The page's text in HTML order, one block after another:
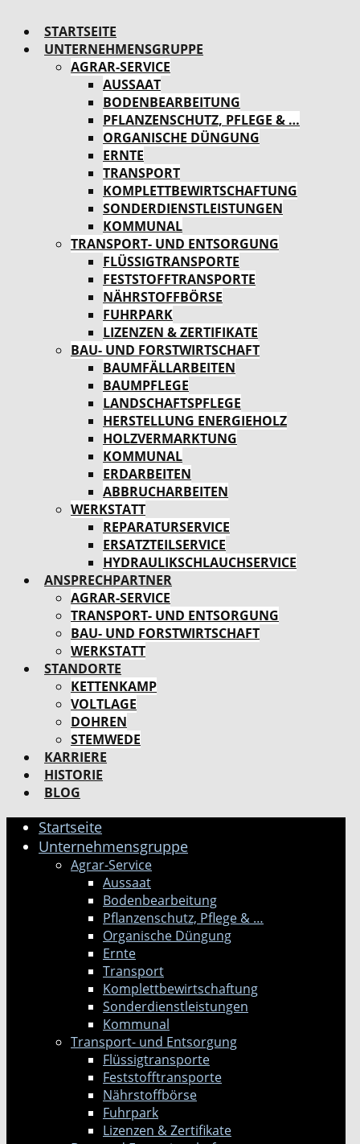
STARTSEITE
UNTERNEHMENSGRUPPE
AGRAR-SERVICE
AUSSAAT
BODENBEARBEITUNG
PFLANZENSCHUTZ, PFLEGE & …
ORGANISCHE DÜNGUNG
ERNTE
TRANSPORT
KOMPLETTBEWIRTSCHAFTUNG
SONDERDIENSTLEISTUNGEN
KOMMUNAL
TRANSPORT- UND ENTSORGUNG
FLÜSSIGTRANSPORTE
FESTSTOFFTRANSPORTE
NÄHRSTOFFBÖRSE
FUHRPARK
LIZENZEN & ZERTIFIKATE
BAU- UND FORSTWIRTSCHAFT
BAUMFÄLLARBEITEN
BAUMPFLEGE
LANDSCHAFTSPFLEGE
HERSTELLUNG ENERGIEHOLZ
HOLZVERMARKTUNG
KOMMUNAL
ERDARBEITEN
ABBRUCHARBEITEN
WERKSTATT
REPARATURSERVICE
ERSATZTEILSERVICE
HYDRAULIKSCHLAUCHSERVICE
ANSPRECHPARTNER
AGRAR-SERVICE
TRANSPORT- UND ENTSORGUNG
BAU- UND FORSTWIRTSCHAFT
WERKSTATT
STANDORTE
KETTENKAMP
VOLTLAGE
DOHREN
STEMWEDE
KARRIERE
HISTORIE
BLOG
Startseite
Unternehmensgruppe
Agrar-Service
Aussaat
Bodenbearbeitung
Pflanzenschutz, Pflege & …
Organische Düngung
Ernte
Transport
Komplettbewirtschaftung
Sonderdienstleistungen
Kommunal
Transport- und Entsorgung
Flüssigtransporte
Feststofftransporte
Nährstoffbörse
Fuhrpark
Lizenzen & Zertifikate